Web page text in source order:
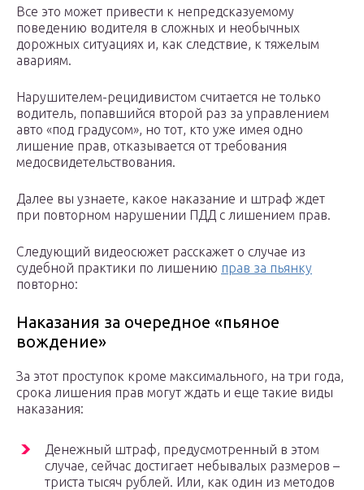
Все это может привести к непредсказуемому
поведению водителя в сложных и необычных
дорожных ситуациях и, как следствие, к тяжелым
авариям.
Нарушителем-рецидивистом считается не только
водитель, попавшийся второй раз за управлением
авто «под градусом», но тот, кто уже имея одно
лишение прав, отказывается от требования
медосвидетельствования.
Далее вы узнаете, какое наказание и штраф ждет
при повторном нарушении ПДД с лишением прав.
Следующий видеосюжет расскажет о случае из
судебной практики по лишению прав за пьянку
повторно:
Наказания за очередное «пьяное
вождение»
За этот проступок кроме максимального, на три года,
срока лишения прав могут ждать и еще такие виды
наказания:
Денежный штраф, предусмотренный в этом
случае, сейчас достигает небывалых размеров –
триста тысяч рублей. Или, как один из методов